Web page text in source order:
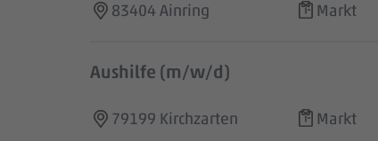
83404 Ainring Markt
Aushilfe (m/w/d)
79199 Kirchzarten Markt